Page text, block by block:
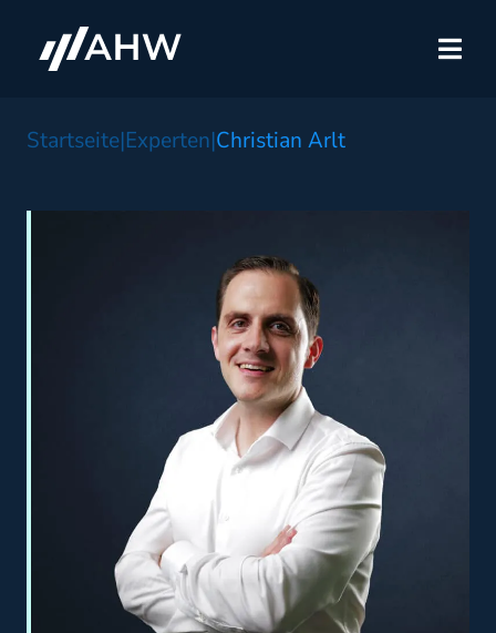
Startseite|Experten|Christian Arlt